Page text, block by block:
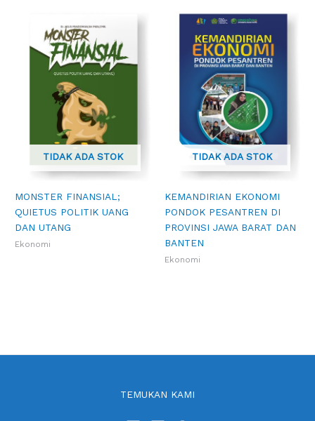
TIDAK ADA STOK
MONSTER FINANSIAL;
QUIETUS POLITIK UANG
DAN UTANG
Ekonomi
TIDAK ADA STOK
KEMANDIRIAN EKONOMI
PONDOK PESANTREN DI
PROVINSI JAWA BARAT DAN
BANTEN
Ekonomi
TEMUKAN KAMI